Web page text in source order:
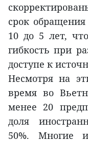
срок
10 до 5 лет,
гибкость при
доступе к
Несмотря на
время во
менее 20
доля
50%. Многие